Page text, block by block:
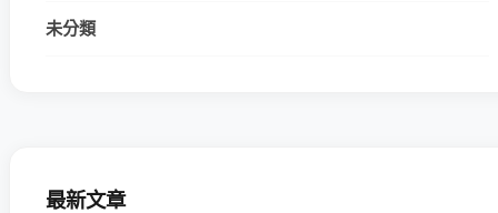
未分類
最新文章